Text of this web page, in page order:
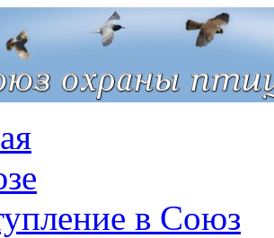
в Союз